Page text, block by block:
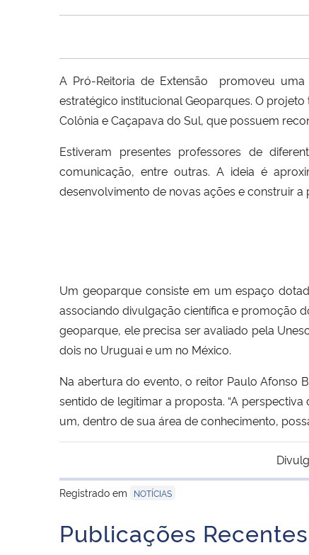
A Pró-Reitoria de Extensão promoveu
estratégico institucional Geoparques. O
Colônia e Caçapava do Sul, que possuem
Estiveram presentes professores de
comunicação, entre outras. A ideia é
desenvolvimento de novas ações e construir
Um geoparque consiste em um espaço
associando divulgação científica e promoção
geoparque, ele precisa ser avaliado pela
dois no Uruguai e um no México.
Na abertura do evento, o reitor Paulo Afonso
sentido de legitimar a proposta. “A
um, dentro de sua área de conhecimento,
Registrado em
NOTÍCIAS
Publicações Recentes